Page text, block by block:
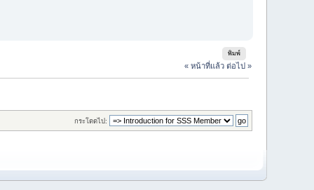
พิมพ์
« หน้าที่แล้ว ต่อไป »
กระโดดไป: